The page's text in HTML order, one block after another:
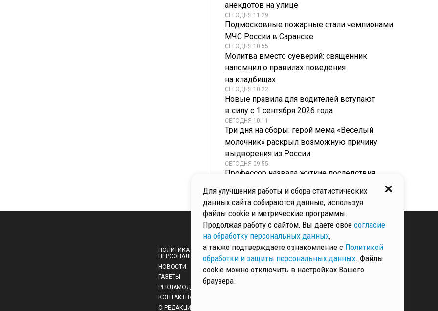
анекдотов на улице
СЕГОДНЯ 11:29
Подмосковные пожарные стали чемпионами
МЧС России в Саранске
СЕГОДНЯ 10:55
Молитва вместо суеверий: священник
напомнил о правилах поведения
на кладбищах
СЕГОДНЯ 10:22
Новые правила для водителей вступают
в силу с 1 сентября 2026 года
СЕГОДНЯ 10:11
Три дня на сборы: герой мема «Веселый
молочник» раскрыл возможную причину
выдворения из России
СЕГОДНЯ 09:55
Профессор назвала жуткие последствия
ПОЛИТИКА ОБРАБОТКИ И ЗАЩИТЫ
ПЕРСОНАЛЬНЫХ ДАННЫХ
НОВОСТИ
ГАЗЕТЫ
РЕКЛАМОДАТЕЛЯМ
КОНТАКТНАЯ ИНФОРМАЦИЯ
О РЕДАКЦИИ
Для улучшения работы и сбора статистических
данных сайта собираются данные, используя
файлы cookie и метрические программы.
Продолжая работу с сайтом, Вы даете свое согласие
на обработку персональных данных,
а также подтверждаете ознакомление с Политикой
обработки и защиты персональных данных. Файлы
cookie можно отключить в настройках Вашего
браузера.